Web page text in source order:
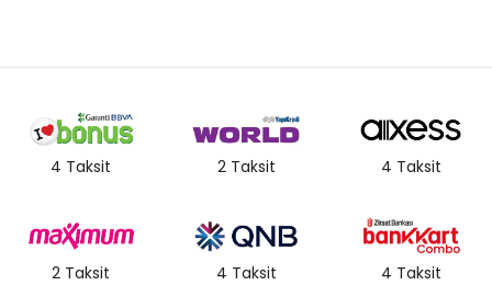
4 Taksit 2 Taksit 4 Taksit
2 Taksit 4 Taksit 4 Taksit